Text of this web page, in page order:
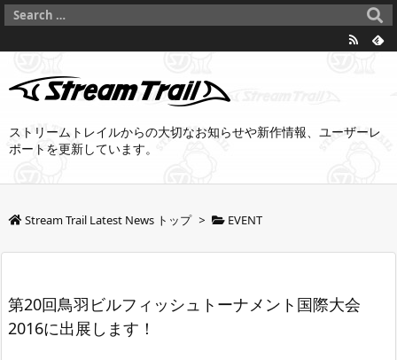
ストリームトレイルからの大切なお知らせや新作情報、ユーザーレ
ポートを更新しています。
Stream Trail Latest News トップ > EVENT
第20回鳥羽ビルフィッシュトーナメント国際大会
2016に出展します！